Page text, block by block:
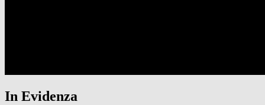
In Evidenza